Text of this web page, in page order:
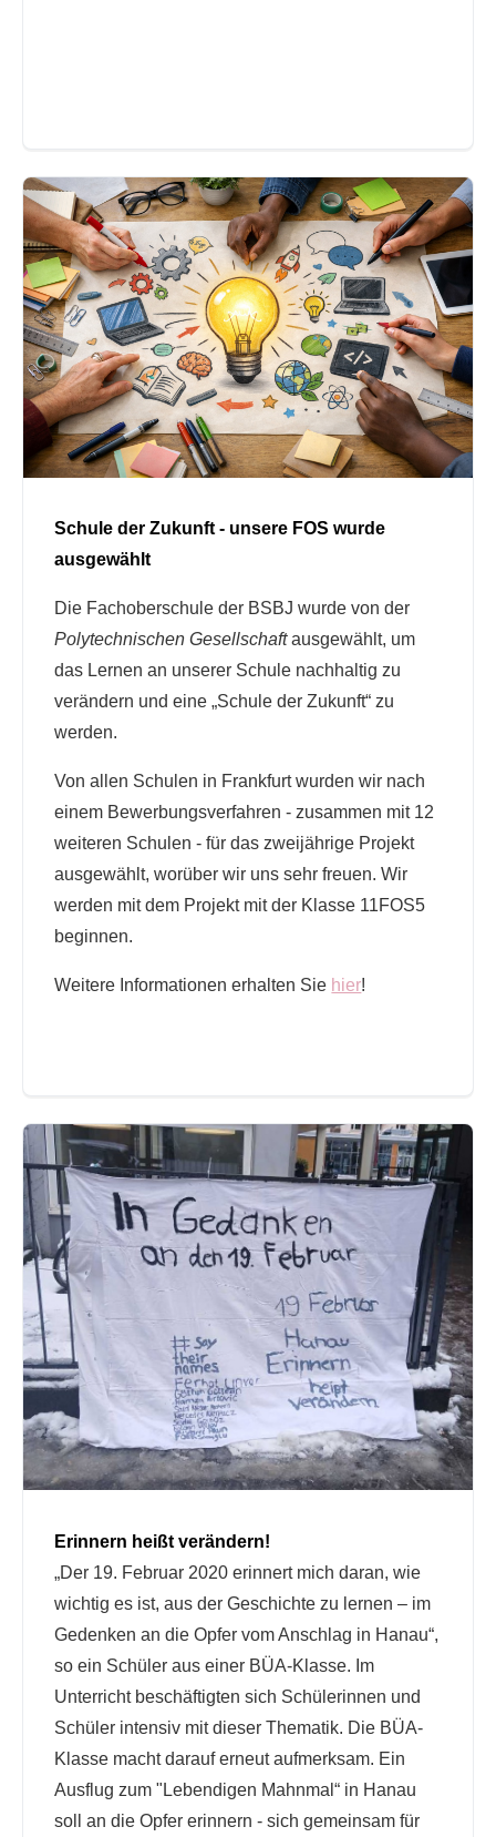
Schule der Zukunft - unsere FOS wurde
ausgewählt
Die Fachoberschule der BSBJ wurde von der
Polytechnischen Gesellschaftausgewählt, um
das Lernen an unserer Schule nachhaltig zu
verändern und eine „Schule der Zukunft“ zu
werden.
Von allen Schulen in Frankfurt wurden wir nach
einem Bewerbungsverfahren - zusammen mit 12
weiteren Schulen - für das zweijährige Projekt
ausgewählt, worüber wir uns sehr freuen. Wir
werden mit dem Projekt mit der Klasse 11FOS5
beginnen.
Weitere Informationen erhalten Sie hier!
Erinnern heißt verändern!
„Der 19. Februar 2020 erinnert mich daran, wie
wichtig es ist, aus der Geschichte zu lernen – im
Gedenken an die Opfer vom Anschlag in Hanau“,
so ein Schüler aus einer BÜA-Klasse. Im
Unterricht beschäftigten sich Schülerinnen und
Schüler intensiv mit dieser Thematik. Die BÜA-
Klasse macht darauf erneut aufmerksam. Ein
Ausflug zum "Lebendigen Mahnmal“ in Hanau
soll an die Opfer erinnern - sich gemeinsam für